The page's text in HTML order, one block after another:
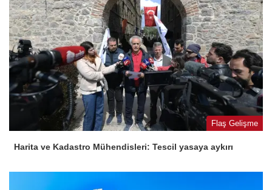
Flaş Gelişme
Harita ve Kadastro Mühendisleri: Tescil yasaya aykırı